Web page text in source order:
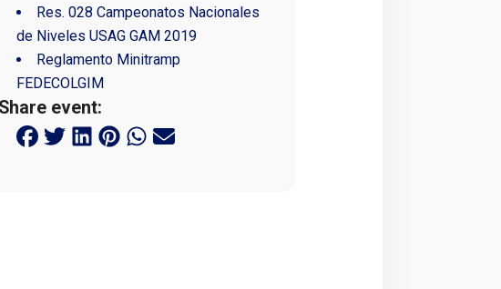
Res. 028 Campeonatos Nacionales
de Niveles USAG GAM 2019
Reglamento Minitramp
FEDECOLGIM
Share event: